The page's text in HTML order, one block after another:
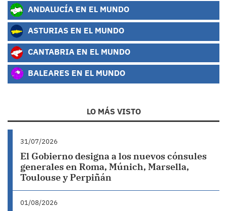
ANDALUCÍA EN EL MUNDO
ASTURIAS EN EL MUNDO
CANTABRIA EN EL MUNDO
BALEARES EN EL MUNDO
LO MÁS VISTO
31/07/2026
El Gobierno designa a los nuevos cónsules
generales en Roma, Múnich, Marsella,
Toulouse y Perpiñán
01/08/2026